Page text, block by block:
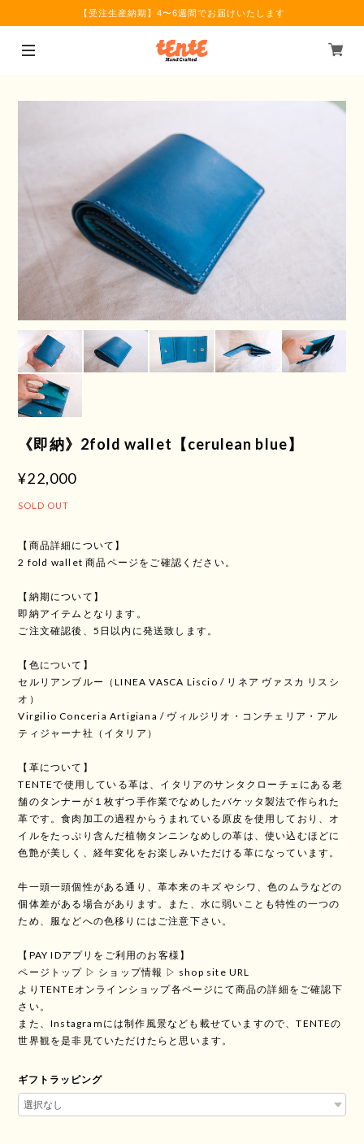
【受注生産納期】4〜6週間でお届けいたします
《即納》2fold wallet【cerulean blue】
¥22,000
SOLD OUT
【商品詳細について】
2 fold wallet 商品ページをご確認ください。
【納期について】
即納アイテムとなります。
ご注文確認後、5日以内に発送致します。
【色について】
セルリアンブルー（LINEA VASCA Liscio / リネア ヴァスカ リスシ
オ）
Virgilio Conceria Artigiana / ヴィルジリオ・コンチェリア・アル
ティジャーナ社（イタリア）
【革について】
TENTEで使用している革は、イタリアのサンタクローチェにある老
舗のタンナーが１枚ずつ手作業でなめしたバケッタ製法で作られた
革です。食肉加工の過程からうまれている原皮を使用しており、オ
イルをたっぷり含んだ植物タンニンなめしの革は、使い込むほどに
色艶が美しく、経年変化をお楽しみいただける革になっています。
牛一頭一頭個性がある通り、革本来のキズ やシワ、色のムラなどの
個体差がある場合があります。また、水に弱いことも特性の一つの
ため、服などへの色移りにはご注意下さい。
【PAY IDアプリをご利用のお客様】
ページトップ ▷ ショップ情報 ▷ shop site URL
よりTENTEオンラインショップ各ページにて商品の詳細をご確認下
さい。
また、Instagramには制作風景なども載せていますので、TENTEの
世界観を是非見ていただけたらと思います。
ギフトラッピング